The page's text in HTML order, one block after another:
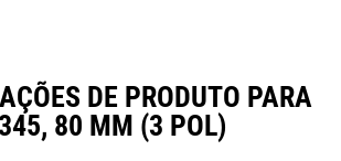
DE PRODUTO PARA
80 MM (3 POL)